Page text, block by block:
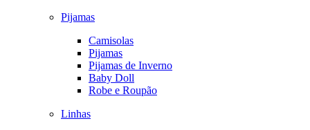
Pijamas
Camisolas
Pijamas
Pijamas de Inverno
Baby Doll
Robe e Roupão
Linhas